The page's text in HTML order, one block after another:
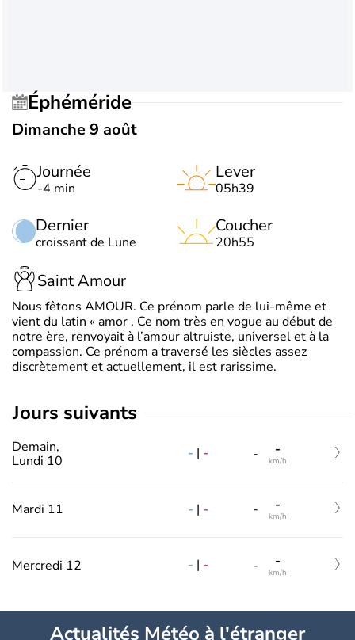
Éphéméride
Dimanche 9 août
Journée
-4 min
Dernier
croissant de Lune
Lever
05h39
Coucher
20h55
Saint Amour
Nous fêtons AMOUR. Ce prénom parle de lui-même et
vient du latin « amor . Ce nom très en vogue au début de
notre ère, renvoyait à l’amour altruiste, universel et à la
compassion. Ce prénom a traversé les siècles assez
discrètement et actuellement, il est rarissime.
jours suivants
Demain,
Lundi 10
- | - - -
km/h
Mardi 11 - | - - -
km/h
Mercredi 12 - | - - -
km/h
Actualités Météo à l'étranger